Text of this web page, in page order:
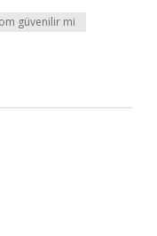
güvenilir mi